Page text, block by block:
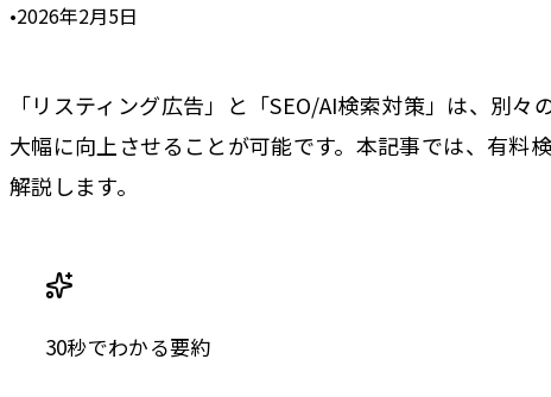
•2026年2月5日
「リスティング広告」と「SEO/AI検索対策」は、別
大幅に向上させることが可能です。本記事では、有料
解説します。
30秒でわかる要約